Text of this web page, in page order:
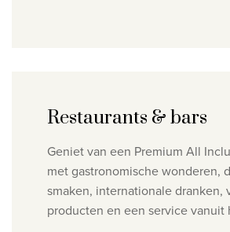
Restaurants & bars
Geniet van een Premium All
met gastronomische wonderen,
smaken, internationale dranken,
producten en een service vanuit